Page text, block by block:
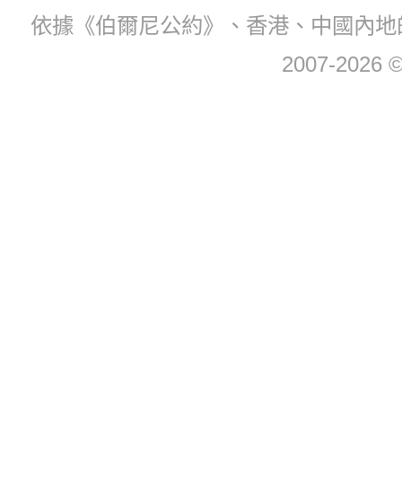
依據《伯爾尼公約》、香港、中國內
2007-2026